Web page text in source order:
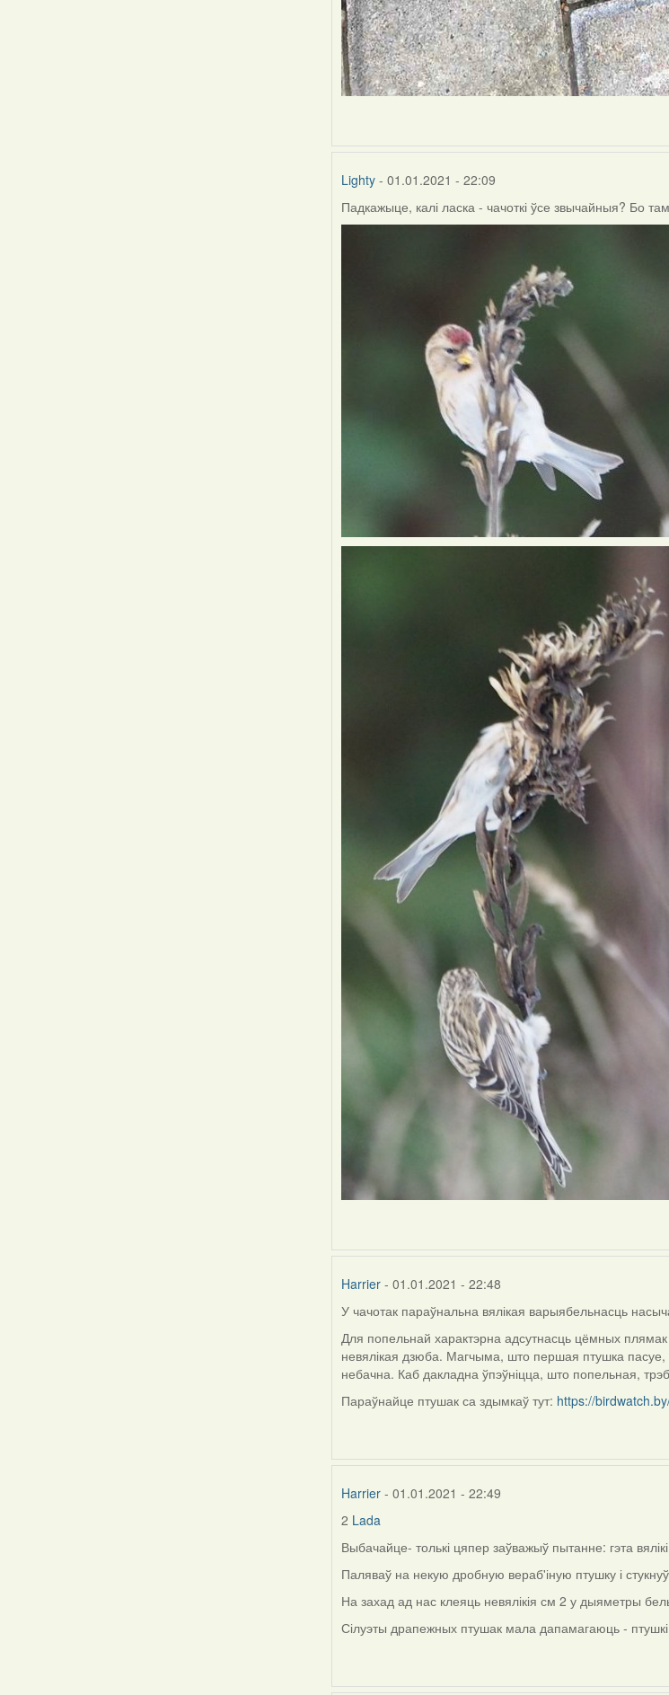
Lighty - 01.01.2021 - 22:09
Падкажыце, калі ласка - чачоткі ўсе звычайныя? Бо
Harrier - 01.01.2021 - 22:48
In
reply
to
by
У чачотак параўнальна вялікая варыябельнасць
Для попельнай характэрна адсутнасць цёмных плямак
невялікая дзюба. Магчыма, што першая птушка пасуе,
небачна. Каб дакладна ўпэўніцца, што попельная,
Параўнайце птушак са здымкаў тут: https://
Harrier - 01.01.2021 - 22:49
In
reply
by
Lada
2 Lada
Выбачайце- толькі цяпер заўважыў пытанне: гэта
Паляваў на некую дробную вераб'іную птушку і
На захад ад нас клеяць невялікія см 2 у дыяметры
Сілуэты драпежных птушак мала дапамагаюць -